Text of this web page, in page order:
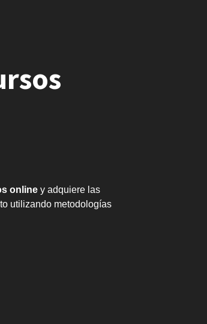
online y adquiere las
utilizando metodologías